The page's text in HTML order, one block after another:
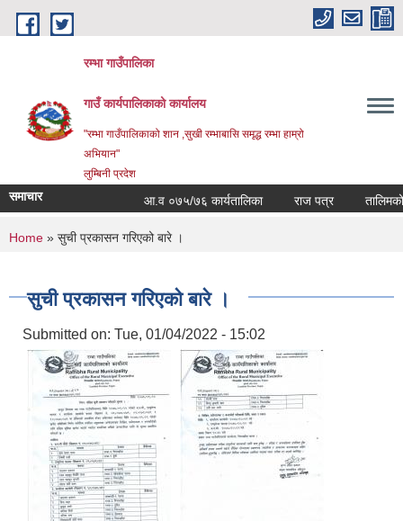
Skip to main content
रम्भा गाउँपालिका
गाउँ कार्यपालिकाको कार्यालय
"रम्भा गाउँपालिकाको शान ,सुखी रम्भाबासि समृद्ध रम्भा हाम्रो
अभियान"
लुम्बिनी प्रदेश
समाचार आ.व ०७५/७६ कार्यतालिका राज पत्र तालिमको
You are here
Home » सुची प्रकासन गरिएको बारे ।
सुची प्रकासन गरिएको बारे ।
Submitted on: Tue, 01/04/2022 - 15:02